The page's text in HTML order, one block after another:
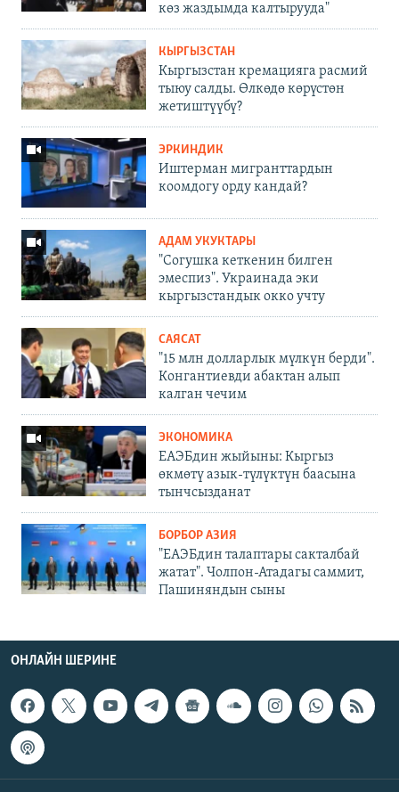
көз жаздымда калтырууда"
КЫРГЫЗСТАН
Кыргызстан кремацияга расмий
тыюу салды. Өлкөдө көрүстөн
жетиштүүбү?
ЭРКИНДИК
Иштерман мигранттардын
коомдогу орду кандай?
АДАМ УКУКТАРЫ
"Согушка кеткенин билген
эмеспиз". Украинада эки
кыргызстандык окко учту
САЯСАТ
"15 млн долларлык мүлкүн берди".
Конгантиевди абактан алып
калган чечим
ЭКОНОМИКА
ЕАЭБдин жыйыны: Кыргыз
өкмөтү азык-түлүктүн баасына
тынчсызданат
БОРБОР АЗИЯ
"ЕАЭБдин талаптары сакталбай
жатат". Чолпон-Атадагы саммит,
Пашиняндын сыны
ОНЛАЙН ШЕРИНЕ